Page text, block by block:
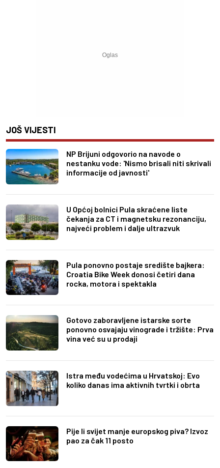
JOŠ VIJESTI
NP Brijuni odgovorio na navode o
nestanku vode: 'Nismo brisali niti skrivali
informacije od javnosti'
U Općoj bolnici Pula skraćene liste
čekanja za CT i magnetsku rezonanciju,
najveći problem i dalje ultrazvuk
Pula ponovno postaje središte bajkera:
Croatia Bike Week donosi četiri dana
rocka, motora i spektakla
Gotovo zaboravljene istarske sorte
ponovno osvajaju vinograde i tržište: Prva
vina već su u prodaji
Istra među vodećima u Hrvatskoj: Evo
koliko danas ima aktivnih tvrtki i obrta
Pije li svijet manje europskog piva? Izvoz
pao za čak 11 posto